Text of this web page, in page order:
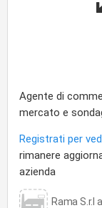
Agente di
mercato e
Registrati per
rimanere
azienda
Rama S.r.l